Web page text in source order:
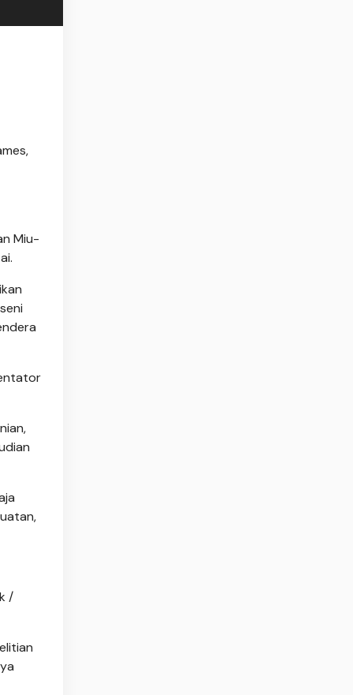
Miu-
/